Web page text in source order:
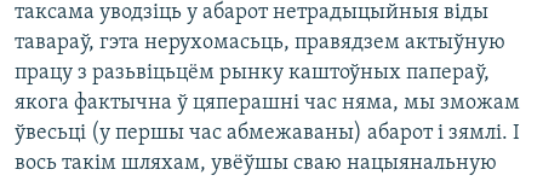
таксама уводзіць у абарот нетрадыцыйныя віды
тавараў, гэта нерухомасьць, правядзем актыўную
працу з разьвіцьцём рынку каштоўных папераў,
якога фактычна ў цяперашні час няма, мы зможам
ўвесьці (у першы час абмежаваны) абарот і зямлі. І
вось такім шляхам, увёўшы сваю нацыянальную